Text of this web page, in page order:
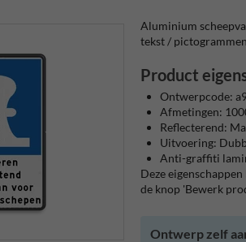
Aluminium
tekst /
Product
Ontwerpcode:
Afmetingen:
Reflecterend:
Uitvoering:
Anti-graffiti
Deze
de knop 'Bewerk
Ontwerp zelf